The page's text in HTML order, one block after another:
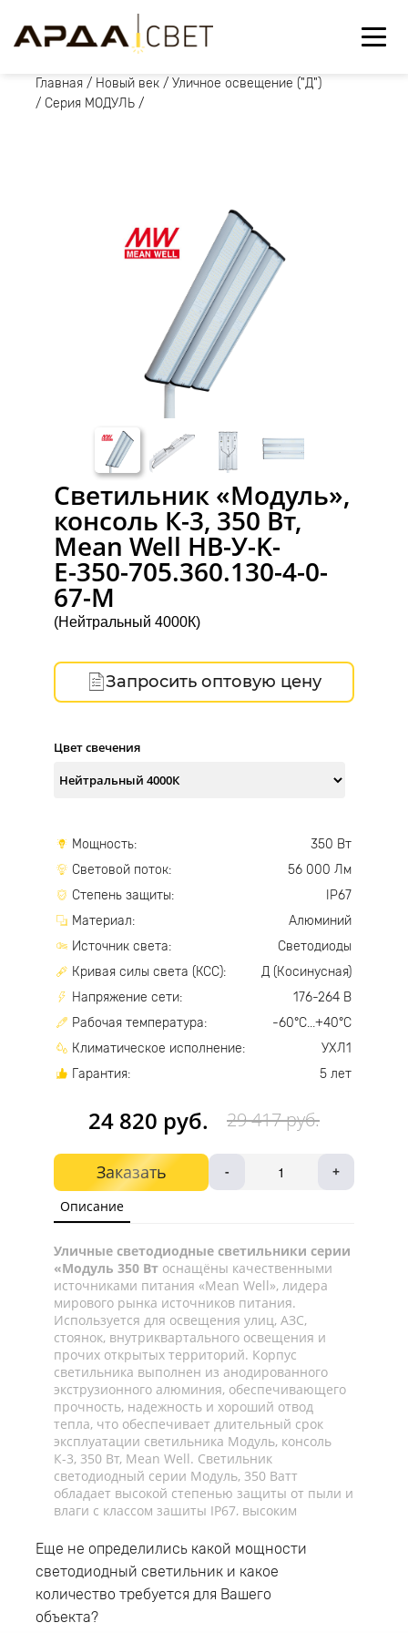
Главная / Новый век / Уличное освещение ("Д")
/ Серия МОДУЛЬ /
Светильник «Модуль»,
консоль К-3, 350 Вт,
Mean Well НВ-У-K-
Е-350-705.360.130-4-0-
67-М
(Нейтральный 4000К)
24 820 руб. 29 417 руб.
Заказать - +
Запросить оптовую цену
Цвет свечения
Мощность:
350 Вт
Световой поток:
56 000 Лм
Степень защиты:
IP67
Материал:
Алюминий
Источник света:
Светодиоды
Кривая силы света (КСС):
Д (Косинусная)
Напряжение сети:
176-264 В
Рабочая температура:
-60°С...+40°С
Климатическое исполнение:
УХЛ1
Гарантия:
5 лет
Описание
Уличные светодиодные светильники серии
«Модуль 350 Вт оснащёны качественными
источниками питания «Mean Well», лидера
мирового рынка источников питания.
Используется для освещения улиц, АЗС,
стоянок, внутриквартального освещения и
прочих открытых территорий. Корпус
светильника выполнен из анодированного
экструзионного алюминия, обеспечивающего
прочность, надежность и хороший отвод
тепла, что обеспечивает длительный срок
эксплуатации светильника Модуль, консоль
К-3, 350 Вт, Mean Well. Светильник
светодиодный серии Модуль, 350 Ватт
обладает высокой степенью защиты от пыли и
влаги с классом защиты IP67, высоким
от -40°C вплоть до +45°C, что позволяет
применять светодиодный светильник как для
внешнего, так и для внутреннего освещения.
Светодиодный консольный светильник
оснащен консольным типом крепления и
Еще не определились какой мощности
светодиодный светильник и какое
количество требуется для Вашего
объекта?